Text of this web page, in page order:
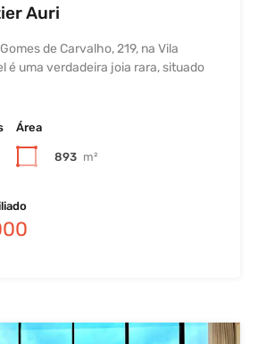
Auri
de Carvalho, 219, na Vila
é uma verdadeira joia rara, situado
Área
893 m²